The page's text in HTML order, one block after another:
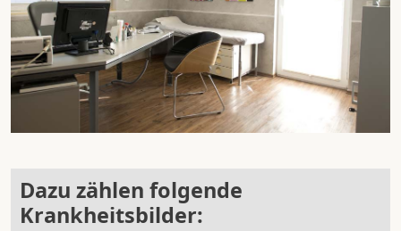
Dazu zählen folgende
Krankheitsbilder: